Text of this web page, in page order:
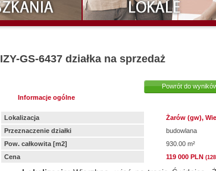
IZY-GS-6437działka na sprzedaż
Powrót do
Informacje ogólne
Lokalizacja
Żarów (gw),
Przeznaczenie działki
budowlana
Pow. całkowita [m2]
930.00 m²
Cena
119 000 PLN